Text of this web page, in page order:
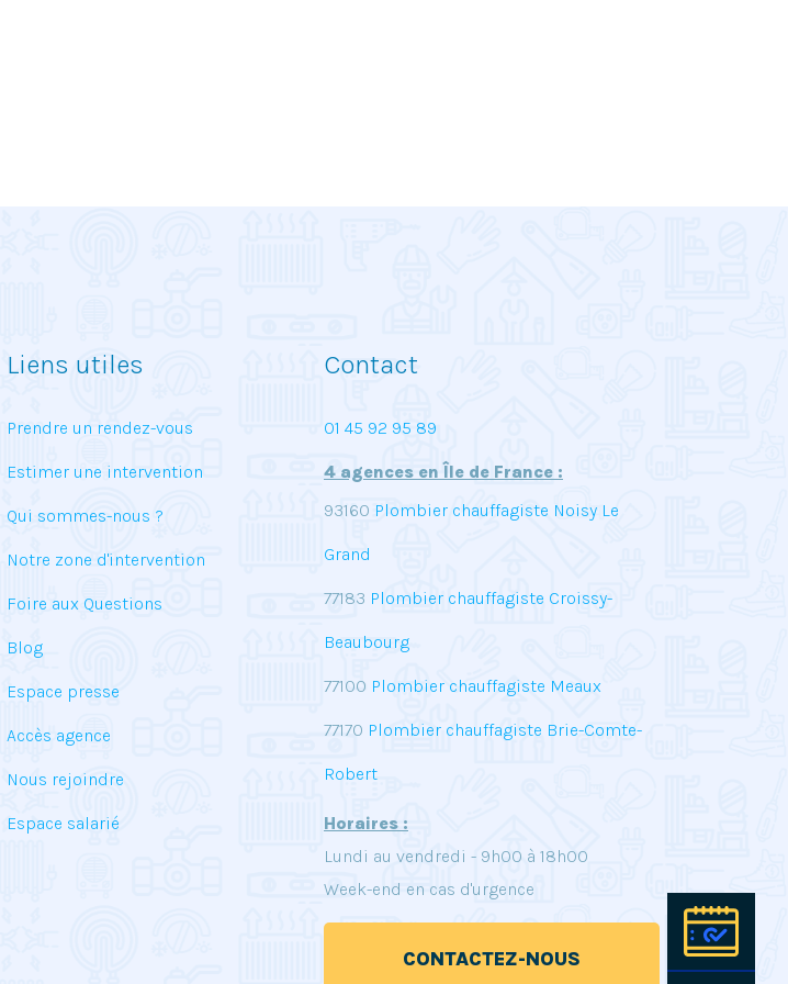
Liens utiles
Prendre un rendez-vous
Estimer une intervention
Qui sommes-nous ?
Notre zone d'intervention
Foire aux Questions
Blog
Espace presse
Accès agence
Nous rejoindre
Espace salarié
Contact
01 45 92 95 89
4 agences en Île de France :
93160 Plombier chauffagiste Noisy Le
Grand
77183 Plombier chauffagiste Croissy-
Beaubourg
77100 Plombier chauffagiste Meaux
77170 Plombier chauffagiste Brie-Comte-
Robert
Horaires :
Lundi au vendredi - 9h00 à 18h00
Week-end en cas d'urgence
CONTACTEZ-NOUS